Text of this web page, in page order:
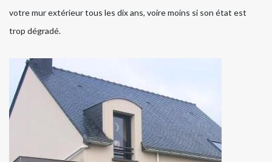
votre mur extérieur tous les dix ans, voire moins si son état est
trop dégradé.